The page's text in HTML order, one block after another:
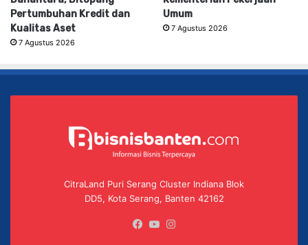
Pertumbuhan Kredit dan
Kualitas Aset
7 Agustus 2026
Umum
7 Agustus 2026
CitraLand Puri Serang Cluster Indiana Blok
DD5, Kota Serang, Banten 42162
Facebook
YouTube